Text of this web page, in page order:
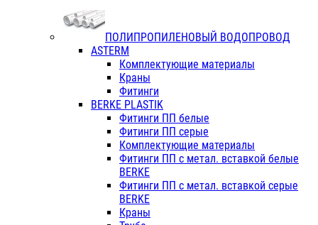
ПОЛИПРОПИЛЕНОВЫЙ ВОДОПРОВОД
ASTERM
Комплектующие материалы
Краны
Фитинги
BERKE PLASTIK
Фитинги ПП белые
Фитинги ПП серые
Комплектующие материалы
Фитинги ПП с метал. вставкой белые
BERKE
Фитинги ПП с метал. вставкой серые
BERKE
Краны